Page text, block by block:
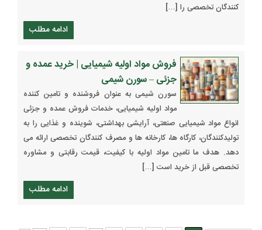
کنندگان تخصصی را […]
ادامه مطلب
فروش مواد اولیه شیمیایی | خرید عمده و
جزئی – سورن شیمی
سورن شیمی به عنوان فروشنده و تامین کننده
مواد اولیه شیمیایی، خدمات فروش عمده و جزئی
انواع مواد شیمیایی صنعتی، آرایشی بهداشتی، شوینده و غذایی را به
تولیدکنندگان، کارگاه ها، کارخانه ها و مصرف کنندگان تخصصی ارائه می
دهد. هدف ما تامین مواد اولیه با کیفیت، قیمت رقابتی و مشاوره
تخصصی قبل از خرید است […]
ادامه مطلب